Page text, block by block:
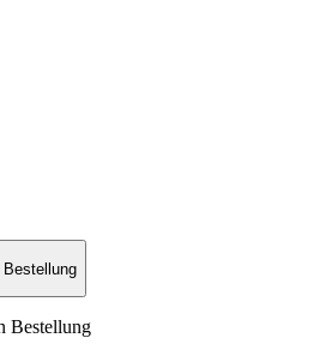
Bestellung
Bestellung